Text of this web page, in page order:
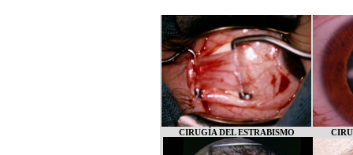
CIRUGÍA DEL ESTRABISMO